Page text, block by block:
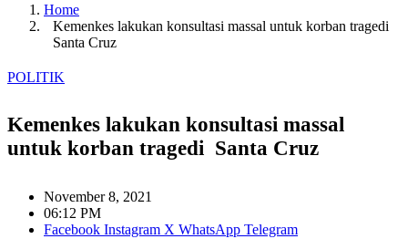
Home
Kemenkes lakukan konsultasi massal untuk korban tragedi
Santa Cruz
POLITIK
Kemenkes lakukan konsultasi massal
untuk korban tragedi Santa Cruz
November 8, 2021
06:12 PM
Facebook Instagram X WhatsApp Telegram